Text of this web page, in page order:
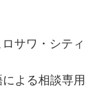
サワ・シティ
よる相談専用